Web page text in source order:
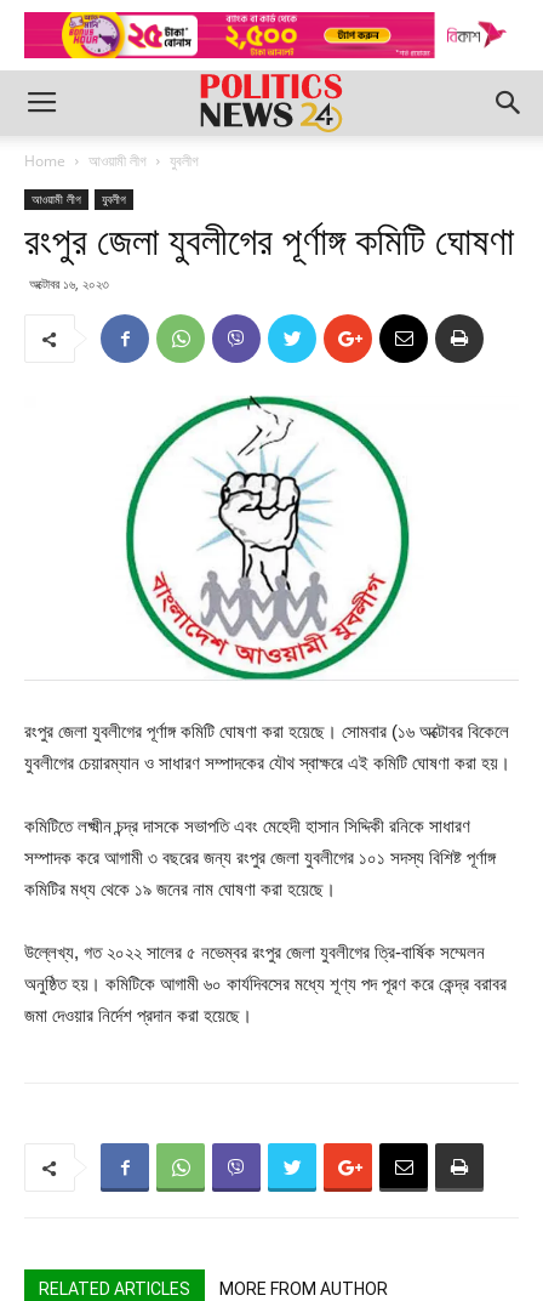
Home আওয়ামী লীগ যুবলীগ
আওয়ামী লীগ যুবলীগ
রংপুর জেলা যুবলীগের পূর্ণাঙ্গ কমিটি ঘোষণা
অক্টোবর ১৬, ২০২৩
রংপুর জেলা যুবলীগের পূর্ণাঙ্গ কমিটি ঘোষণা করা হয়েছে। সোমবার (১৬ অক্টোবর বিকেলে
যুবলীগের চেয়ারম্যান ও সাধারণ সম্পাদকের যৌথ স্বাক্ষরে এই কমিটি ঘোষণা করা হয়।
কমিটিতে লক্ষ্মীন চন্দ্র দাসকে সভাপতি এবং মেহেদী হাসান সিদ্দিকী রনিকে সাধারণ
সম্পাদক করে আগামী ৩ বছরের জন্য রংপুর জেলা যুবলীগের ১০১ সদস্য বিশিষ্ট পূর্ণাঙ্গ
কমিটির মধ্য থেকে ১৯ জনের নাম ঘোষণা করা হয়েছে।
উল্লেখ্য, গত ২০২২ সালের ৫ নভেম্বর রংপুর জেলা যুবলীগের ত্রি-বার্ষিক সম্মেলন
অনুষ্ঠিত হয়। কমিটিকে আগামী ৬০ কার্যদিবসের মধ্যে শূণ্য পদ পূরণ করে কেন্দ্র বরাবর
জমা দেওয়ার নির্দেশ প্রদান করা হয়েছে।
RELATED ARTICLES MORE FROM AUTHOR